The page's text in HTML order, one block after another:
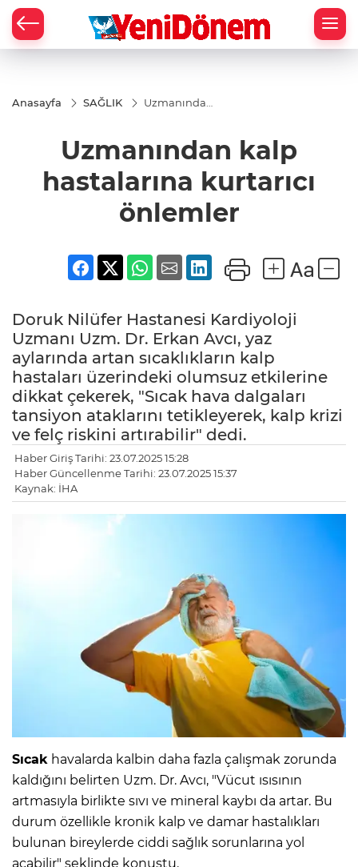
Anasayfa SAĞLIK
Uzmanından
önlemler
Uzmanından kalp
hastalarına kurtarıcı
önlemler
Doruk Nilüfer Hastanesi Kardiyoloji
Uzmanı Uzm. Dr. Erkan Avcı, yaz
aylarında artan sıcaklıkların kalp
hastaları üzerindeki olumsuz etkilerine
dikkat çekerek, "Sıcak hava dalgaları
tansiyon ataklarını tetikleyerek, kalp krizi
ve felç riskini artırabilir" dedi.
Haber Giriş Tarihi: 23.07.2025 15:28
Haber Güncellenme Tarihi: 23.07.2025 15:37
Kaynak: İHA
Sıcak havalarda kalbin daha fazla çalışmak zorunda
kaldığını belirten Uzm. Dr. Avcı, "Vücut ısısının
artmasıyla birlikte sıvı ve mineral kaybı da artar. Bu
durum özellikle kronik kalp ve damar hastalıkları
bulunan bireylerde ciddi sağlık sorunlarına yol
açabilir" şeklinde konuştu.